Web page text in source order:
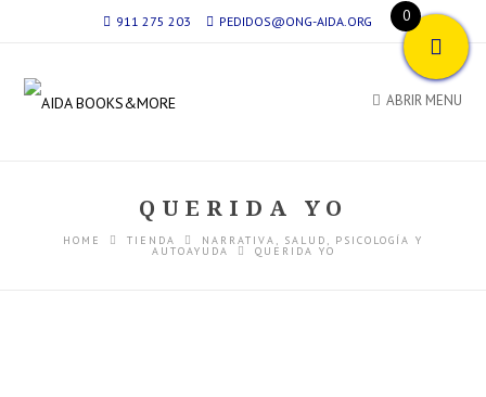
911 275 203 PEDIDOS@ONG-AIDA.ORG
ABRIR MENU
QUERIDA YO
HOME TIENDA NARRATIVA SALUD, PSICOLOGÍA Y
AUTOAYUDA QUERIDA YO
0